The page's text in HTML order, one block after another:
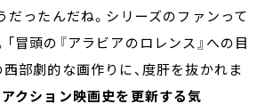
だったんだね。シリーズのファンって
冒頭の『アラビアのロレンス』への目
西部劇的な画作りに、度肝を抜かれま
クション映画史を更新する気